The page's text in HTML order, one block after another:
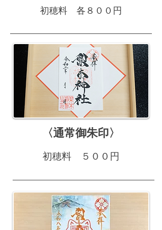
初穂料 各８００円
〈通常御朱印〉
初穂料 ５００円